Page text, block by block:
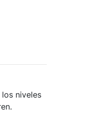
niveles